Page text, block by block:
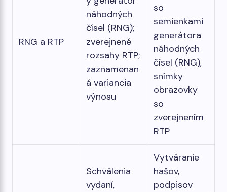
RNG a RTP
náhodných
čísel (RNG);
zverejnené
rozsahy RTP;
zaznamenan
á variancia
výnosu
so
semienkami
generátora
náhodných
čísel (RNG),
snímky
obrazovky
so
zverejnením
RTP
Schválenia
vydaní,
Vytváranie
hašov,
podpisov